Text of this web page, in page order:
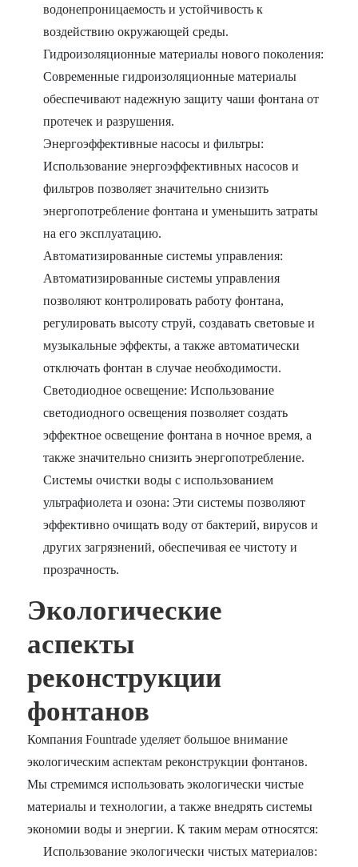
водонепроницаемость и устойчивость к
воздействию окружающей среды.
Гидроизоляционные материалы нового поколения:
Современные гидроизоляционные материалы
обеспечивают надежную защиту чаши фонтана от
протечек и разрушения.
Энергоэффективные насосы и фильтры:
Использование энергоэффективных насосов и
фильтров позволяет значительно снизить
энергопотребление фонтана и уменьшить затраты
на его эксплуатацию.
Автоматизированные системы управления:
Автоматизированные системы управления
позволяют контролировать работу фонтана,
регулировать высоту струй, создавать световые и
музыкальные эффекты, а также автоматически
отключать фонтан в случае необходимости.
Светодиодное освещение: Использование
светодиодного освещения позволяет создать
эффектное освещение фонтана в ночное время, а
также значительно снизить энергопотребление.
Системы очистки воды с использованием
ультрафиолета и озона: Эти системы позволяют
эффективно очищать воду от бактерий, вирусов и
других загрязнений, обеспечивая ее чистоту и
прозрачность.
Экологические
аспекты
реконструкции
фонтанов
Компания Fountrade уделяет большое внимание
экологическим аспектам реконструкции фонтанов.
Мы стремимся использовать экологически чистые
материалы и технологии, а также внедрять системы
экономии воды и энергии. К таким мерам относятся:
Использование экологически чистых материалов: